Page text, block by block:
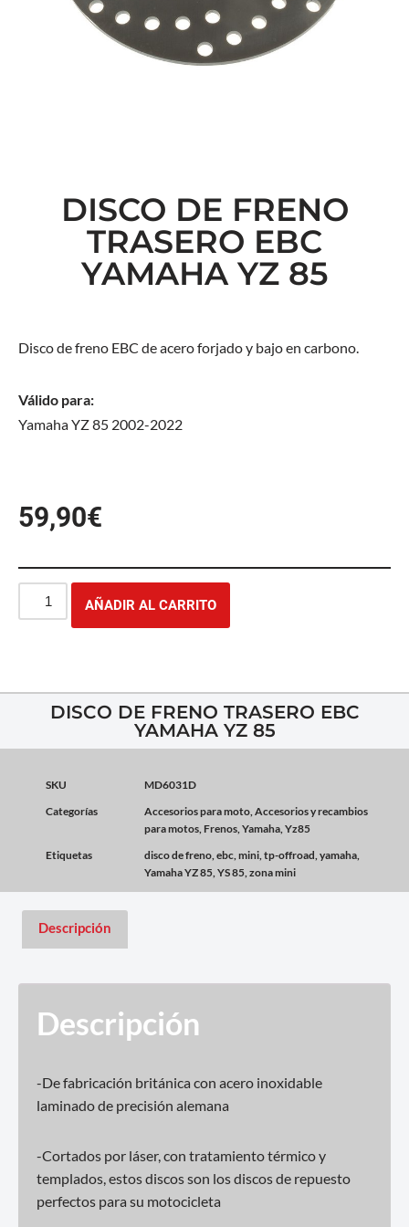
DISCO DE FRENO
TRASERO EBC
YAMAHA YZ 85
Disco de freno EBC de acero forjado y bajo en carbono.
Válido para:
Yamaha YZ 85 2002-2022
59,90€
AÑADIR AL CARRITO
DISCO DE FRENO TRASERO EBC
YAMAHA YZ 85
SKU
MD6031D
Categorías
Accesorios para moto,Accesorios y recambios
para motos, Frenos,Yamaha,Yz85
Etiquetas
disco de freno,ebc,mini,tp-offroad,yamaha,
Yamaha YZ 85,YS 85,zona mini
Descripción
Descripción
-De fabricación británica con acero inoxidable
laminado de precisión alemana
-Cortados por láser, con tratamiento térmico y
templados, estos discos son los discos de repuesto
perfectos para su motocicleta